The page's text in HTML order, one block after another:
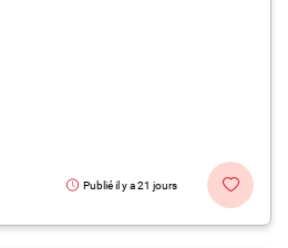
Publié il y a 21 jours